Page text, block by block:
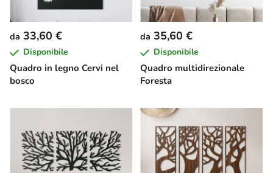
Quadro in legno Cervi nel
bosco
da 33,60 €
Disponibile
Quadro multidirezionale
Foresta
da 35,60 €
Disponibile